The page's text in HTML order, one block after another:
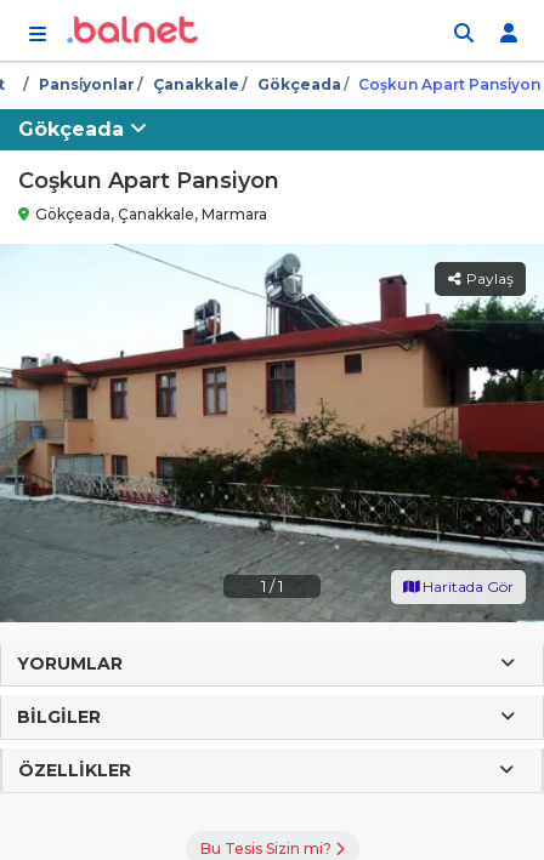
Pansi̇yonlar Çanakkale Gökçeada Coşkun Apart Pansi̇yon
Gökçeada
Coşkun Apart Pansiyon
Gökçeada, Çanakkale, Marmara
1 /1
Paylaş
Haritada Gör
YORUMLAR
BILGILER
ÖZELLIKLER
Bu Tesis Sizin mi?